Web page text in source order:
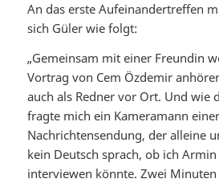
An das erste Aufeinandertreffen
sich Güler wie folgt:
„Gemeinsam mit einer Freundin
Vortrag von Cem Özdemir
auch als Redner vor Ort. Und wie
fragte mich ein Kameramann
Nachrichtensendung, der alleine
kein Deutsch sprach, ob ich
interviewen könnte. Zwei